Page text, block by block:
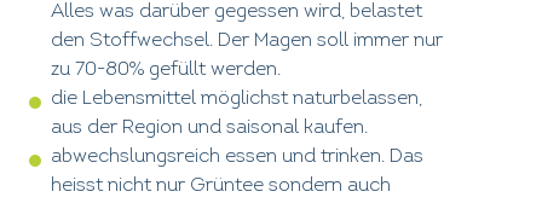
Alles was darüber gegessen wird, belastet
den Stoffwechsel. Der Magen soll immer nur
zu 70-80% gefüllt werden.
die Lebensmittel möglichst naturbelassen,
aus der Region und saisonal kaufen.
abwechslungsreich essen und trinken. Das
heisst nicht nur Grüntee sondern auch